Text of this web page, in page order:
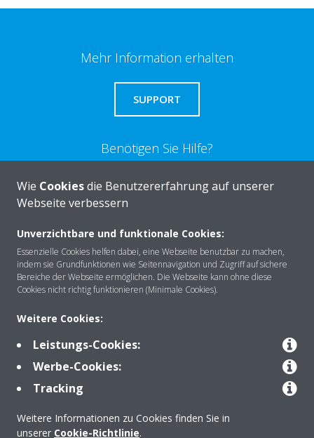
Mehr Information erhalten
SUPPORT
Benötigen Sie Hilfe?
KONTAKTIEREN SIE UNS
Über DAIKIN
Anwendungsbereiche
Kontakt
Produkte
Wie Cookiesdie Benutzererfahrung auf unserer
Webseite verbessern
Unverzichtbare und funktionale Cookies:
Essenzielle Cookies helfen dabei, eine Webseite benutzbar zu machen,
indem sie Grundfunktionen wie Seitennavigation und Zugriff auf sichere
Bereiche der Webseite ermöglichen. Die Webseite kann ohne diese
Cookies nicht richtig funktionieren (Minimale Cookies).
Weitere Cookies:
Leistungs-Cookies:
Werbe-Cookies:
Tracking
Weitere Informationen zu Cookies finden Sie in
unserer Cookie-Richtlinie.